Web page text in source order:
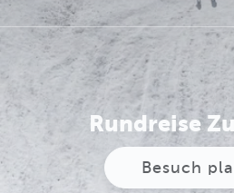
Rundreise
Besuch